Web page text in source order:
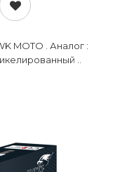
MOTO . Аналог :
..